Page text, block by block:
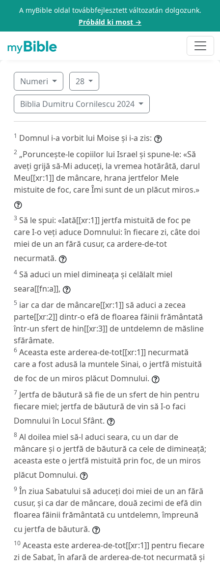
A myBible oldal továbbfejlesztett változatán dolgozunk.
Próbáld ki most →
Numeri 28
Biblia Dumitru Cornilescu 2024
1 Domnul i-a vorbit lui Moise și i-a zis:
2 „Poruncește-le copiilor lui Israel și spune-le: «Să
aveți grijă să-Mi aduceți, la vremea hotărâtă, darul
Meu[[xr:1]] de mâncare, hrana jertfelor Mele
mistuite de foc, care Îmi sunt de un plăcut miros.»
3 Să le spui: «Iată[[xr:1]] jertfa mistuită de foc pe
care I-o veți aduce Domnului: în fiecare zi, câte doi
miei de un an fără cusur, ca ardere-de-tot
necurmată.
4 Să aduci un miel dimineața și celălalt miel
seara[[fn:a]],
5 iar ca dar de mâncare[[xr:1]] să aduci a zecea
parte[[xr:2]] dintr-o efă de floarea făinii frământată
într-un sfert de hin[[xr:3]] de untdelemn de măsline
sfărâmate.
6 Aceasta este arderea-de-tot[[xr:1]] necurmată
care a fost adusă la muntele Sinai, o jertfă mistuită
de foc de un miros plăcut Domnului.
7 Jertfa de băutură să fie de un sfert de hin pentru
fiecare miel; jertfa de băutură de vin să I-o faci
Domnului în Locul Sfânt.
8 Al doilea miel să-l aduci seara, cu un dar de
mâncare și o jertfă de băutură ca cele de dimineață;
aceasta este o jertfă mistuită prin foc, de un miros
plăcut Domnului.
9 În ziua Sabatului să aduceți doi miei de un an fără
cusur, și ca dar de mâncare, două zecimi de efă din
floarea făinii frământată cu untdelemn, împreună
cu jertfa de băutură.
10 Aceasta este arderea-de-tot[[xr:1]] pentru fiecare
zi de Sabat, în afară de arderea-de-tot necurmată și